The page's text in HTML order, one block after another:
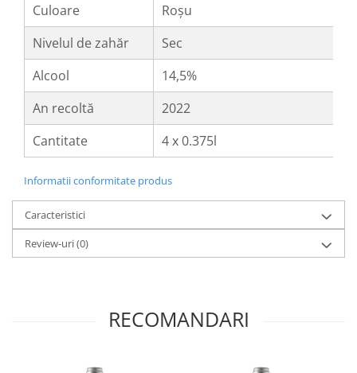
Culoare
Roșu
Nivelul de zahăr
Sec
Alcool
14,5%
An recoltă
2022
Cantitate
4 x 0.375l
Informatii conformitate produs
Caracteristici
Review-uri(0)
RECOMANDARI